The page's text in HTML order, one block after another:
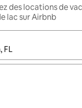
des locations de
lac sur Airbnb
s'affichent, utilisez